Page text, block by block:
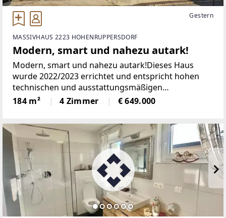
Gestern
MASSIVHAUS 2223 HOHENRUPPERSDORF
Modern, smart und nahezu autark!
Modern, smart und nahezu autark!Dieses Haus
wurde 2022/2023 errichtet und entspricht hohen
technischen und ausstattungsmäßigen
Anforderungen mit sehr günstigen monatlichen
Energiekosten.Es ist in den Hang gebaut und teilt
184 m² 4 Zimmer € 649.000